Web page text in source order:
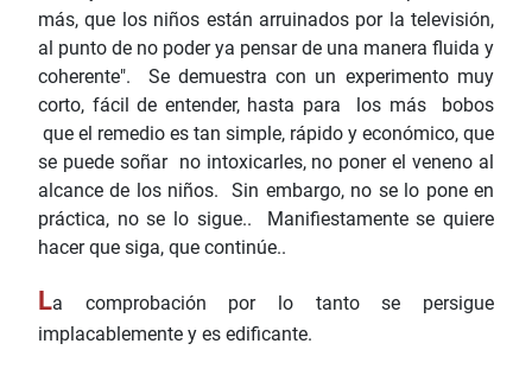
más, que los niños están arruinados por la televisión,
al punto de no poder ya pensar de una manera fluida y
coherente". Se demuestra con un experimento muy
corto, fácil de entender, hasta para los más bobos
que el remedio es tan simple, rápido y económico, que
se puede soñar no intoxicarles, no poner el veneno al
alcance de los niños. Sin embargo, no se lo pone en
práctica, no se lo sigue.. Manifiestamente se quiere
hacer que siga, que continúe..
La comprobación por lo tanto se persigue
implacablemente y es edificante.